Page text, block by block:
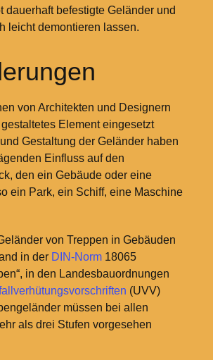
dauerhaft befestigte Geländer und
leicht demontieren lassen.
von Architekten und Designern
Element eingesetzt
Gestaltung der Geländer haben
Einfluss auf den
den ein Gebäude oder eine
ein Park, ein Schiff, eine Maschine
von Treppen in Gebäuden
in der DIN-Norm18065
in den Landesbauordnungen
(UVV)
müssen bei allen
als drei Stufen vorgesehen